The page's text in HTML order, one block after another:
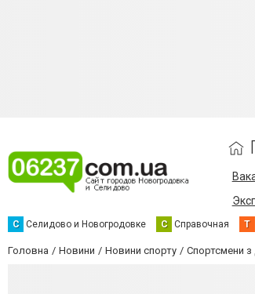
С Селидово и Новогродовке С Справочная Т
Головна Новини Новини спорту Спортсмени з